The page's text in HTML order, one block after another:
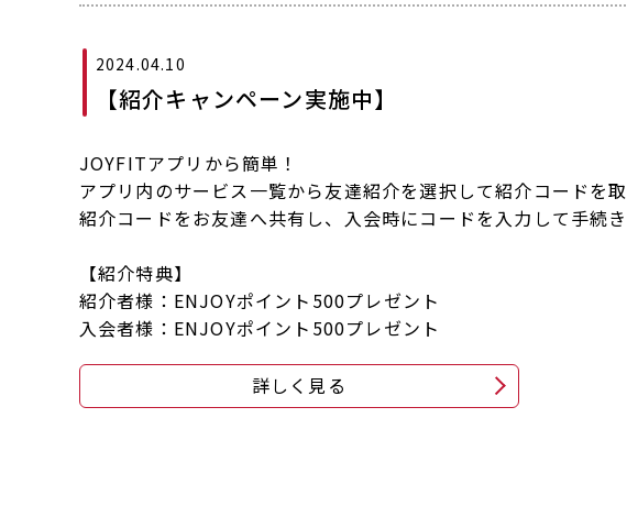
2024.04.10
【紹介キャンペーン実施中】
JOYFITアプリから簡単！
アプリ内のサービス一覧から友達紹介を選択して紹介コードを取
紹介コードをお友達へ共有し、入会時にコードを入力して手続
【紹介特典】
紹介者様：ENJOYポイント500プレゼント
入会者様：ENJOYポイント500プレゼント
詳しく見る